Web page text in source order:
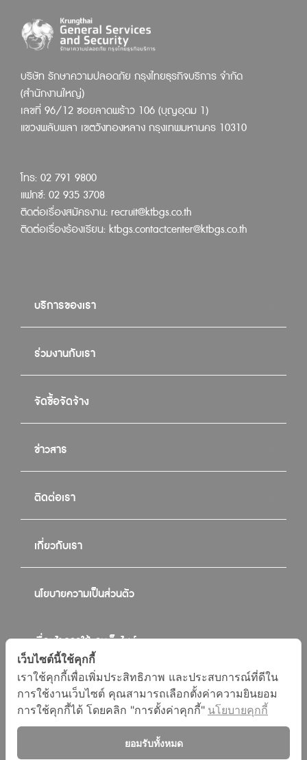
บริษัท รักษาความปลอดภัย กรุงไทยธุรกิจบริการ จำกัด
(สำนักงานใหญ่)
เลขที่ 96/12 ซอยลาดพร้าว 106 (บุญอุดม 1)
แขวงพลับพลา เขตวังทองหลาง กรุงเทพมหานคร 10310
โทร: 02 791 9800
แฟกซ์: 02 935 3708
ติดต่อเรื่องสมัครงาน: recruit@ktbgs.co.th
ติดต่อเรื่องร้องเรียน: ktbgs.contactcenter@ktbgs.co.th
บริการของเรา
ร่วมงานกับเรา
จัดซื้อจัดจ้าง
ข่าวสาร
ติดต่อเรา
เกี่ยวกับเรา
นโยบายความเป็นส่วนตัว
เงื่อนไขการใช้งานเว็บไซต์
เอกสารอื่นๆ
เว็บไซต์นี้ใช้คุกกี้
เราใช้คุกกี้เพื่อเพิ่มประสิทธิภาพ และประสบการณ์ที่ดีใน
การใช้งานเว็บไซต์ คุณสามารถเลือกตั้งค่าความยินยอม
การใช้คุกกี้ได้ โดยคลิก "การตั้งค่าคุกกี้" นโยบายคุกกี้
ยอมรับทั้งหมด